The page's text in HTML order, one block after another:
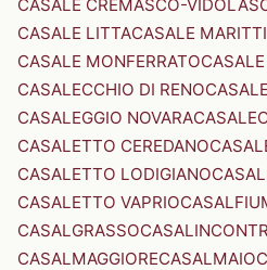
CASALE CREMASCO-
CASALE LITTACASALE
CASALE MONFERRATO
CASALECCHIO DI RENO
CASALEGGIO NOVARA
CASALETTO CEREDANO
CASALETTO LODIGIANO
CASALETTO VAPRIO
CASALGRASSO
CASALMAGGIORE